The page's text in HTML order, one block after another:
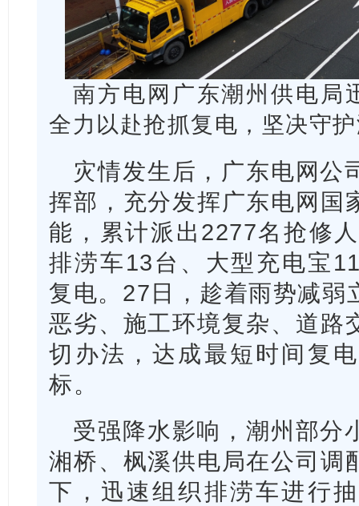
南方电网广东潮州供电局
全力以赴抢抓复电，坚决守
灾情发生后，广东电网公
挥部，充分发挥广东电网国
能，累计派出2277名抢修
排涝车13台、大型充电宝
复电。27日，趁着雨势减弱
恶劣、施工环境复杂、道路
切办法，达成最短时间复
标。
受强降水影响，潮州部分
湘桥、枫溪供电局在公司调
下，迅速组织排涝车进行